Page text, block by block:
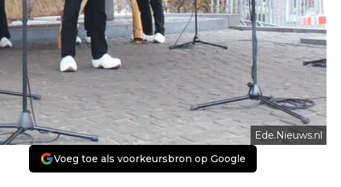
Ede.Nieuws.nl
Voeg toe als voorkeursbron op Google